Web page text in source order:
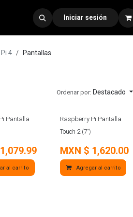
Iniciar sesión
4 Pantallas
Ordenar por: Destacado
Pantalla
1,079.99
al carrito
Raspberry Pi Pantalla
Touch 2 (7")
MXN $ 1,620.00
Agregar al carrito